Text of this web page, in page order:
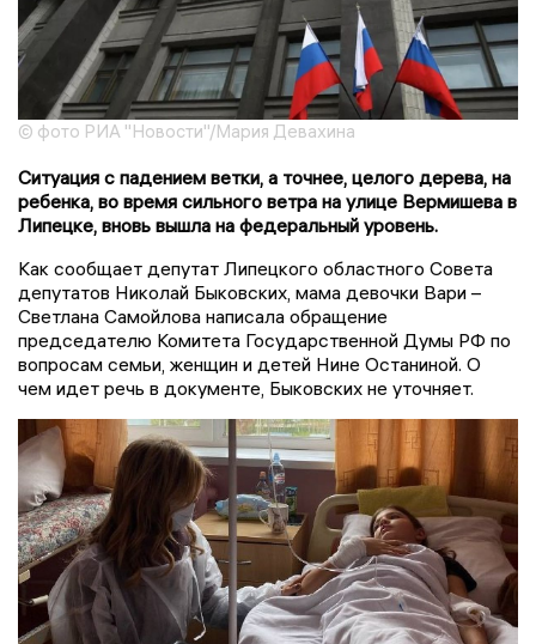
© фото РИА "Новости"/Мария Девахина
Ситуация с падением ветки, а точнее, целого дерева, на
ребенка, во время сильного ветра на улице Вермишева в
Липецке, вновь вышла на федеральный уровень.
Как сообщает депутат Липецкого областного Совета
депутатов Николай Быковских, мама девочки Вари –
Светлана Самойлова написала обращение
председателю Комитета Государственной Думы РФ по
вопросам семьи, женщин и детей Нине Останиной. О
чем идет речь в документе, Быковских не уточняет.